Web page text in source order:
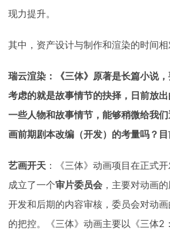
现力提升。
其中，资产设计与制作和渲染的时间相
瑞云渲染：《三体》原著是长篇小说
考虑的就是故事情节的抉择，日前放
一些人物和故事情节，能够稍微给我
画前期剧本改编（开发）的考量吗？
艺画开天 ：
《三体》动画项目在正式
成立了一个审片委员会 ，主要对动画
开发和后期的内容审核，委员会对动
的把控。《三体》动画主要以《三体2